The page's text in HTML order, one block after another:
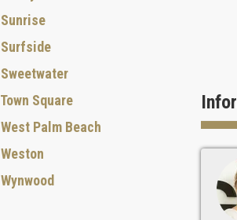
Sunrise
Surfside
Sweetwater
Town Square
West Palm Beach
Weston
Wynwood